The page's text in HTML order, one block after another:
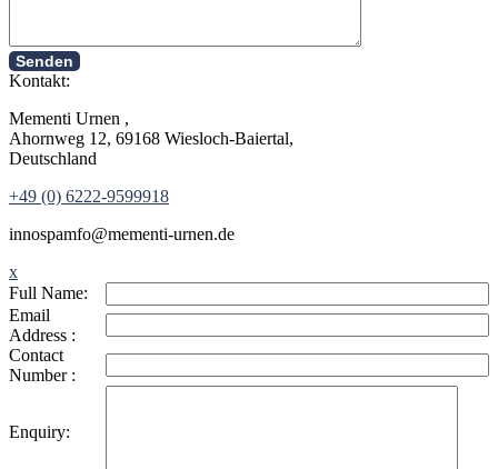
Senden
Kontakt:
Mementi Urnen ,
Ahornweg 12, 69168 Wiesloch-Baiertal,
Deutschland
+49 (0) 6222-9599918
innospamfo@mementi-urnen.de
x
Full Name:
Email
Address :
Contact
Number :
Enquiry: